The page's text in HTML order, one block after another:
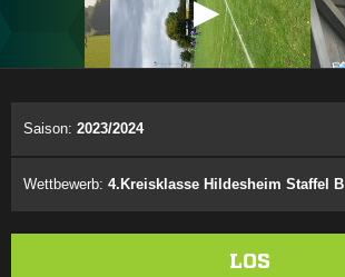
Saison: 2023/2024
Wettbewerb: 4.Kreisklasse Hildesheim Staffel B
LOS